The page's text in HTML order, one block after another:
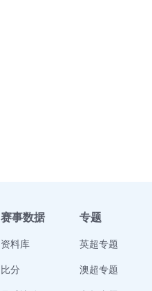
赛事数据
资料库
比分
专题
英超专题
澳超专题